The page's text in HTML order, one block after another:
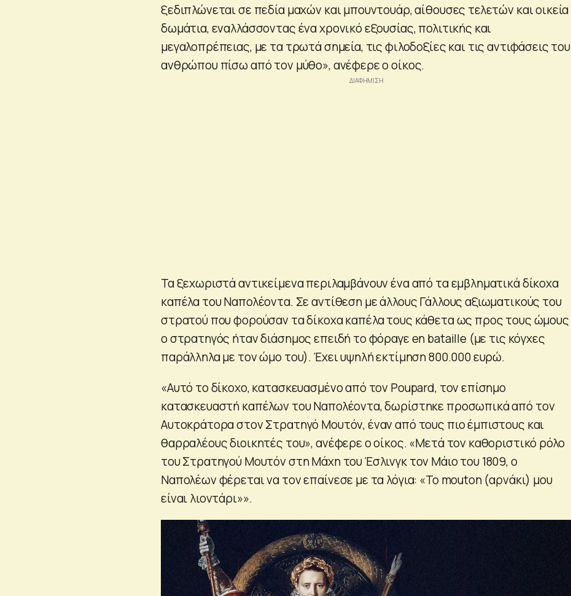
ξεδιπλώνεται σε πεδία μαχών και μπουντουάρ, αίθουσες τελετών και οικεία
δωμάτια, εναλλάσσοντας ένα χρονικό εξουσίας, πολιτικής και
μεγαλοπρέπειας, με τα τρωτά σημεία, τις φιλοδοξίες και τις αντιφάσεις του
ανθρώπου πίσω από τον μύθο», ανέφερε ο οίκος.
Τα ξεχωριστά αντικείμενα περιλαμβάνουν ένα από τα εμβληματικά δίκοχα
καπέλα του Ναπολέοντα. Σε αντίθεση με άλλους Γάλλους αξιωματικούς του
στρατού που φορούσαν τα δίκοχα καπέλα τους κάθετα ως προς τους ώμους
ο στρατηγός ήταν διάσημος επειδή το φόραγε en bataille (με τις κόγχες
παράλληλα με τον ώμο του). Έχει υψηλή εκτίμηση 800.000 ευρώ.
«Αυτό το δίκοχο, κατασκευασμένο από τον Poupard, τον επίσημο
κατασκευαστή καπέλων του Ναπολέοντα, δωρίστηκε προσωπικά από τον
Αυτοκράτορα στον Στρατηγό Μουτόν, έναν από τους πιο έμπιστους και
θαρραλέους διοικητές του», ανέφερε ο οίκος. «Μετά τον καθοριστικό ρόλο
του Στρατηγού Μουτόν στη Μάχη του Έσλινγκ τον Μάιο του 1809, ο
Ναπολέων φέρεται να τον επαίνεσε με τα λόγια: «Το mouton (αρνάκι) μου
είναι λιοντάρι»».